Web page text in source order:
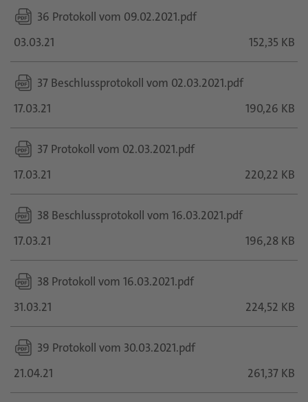
36 Protokoll vom 09.02.2021.pdf
03.03.21
152,35 KB
37 Beschlussprotokoll vom 02.03.2021.pdf
17.03.21
190,26 KB
37 Protokoll vom 02.03.2021.pdf
17.03.21
220,22 KB
38 Beschlussprotokoll vom 16.03.2021.pdf
17.03.21
196,28 KB
38 Protokoll vom 16.03.2021.pdf
31.03.21
224,52 KB
39 Protokoll vom 30.03.2021.pdf
21.04.21
261,37 KB